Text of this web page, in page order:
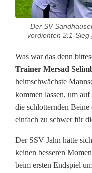
a
e
n
-
J
h
n
Der SV
verdienten 2:1-Sieg
Was war das denn
Trainer Mersad
heimschwächste
kommen lassen, um
die schlotternden Beine
einfach zu schwer für
Der SSV Jahn hätte
keinen besseren
beim ersten Endspiel